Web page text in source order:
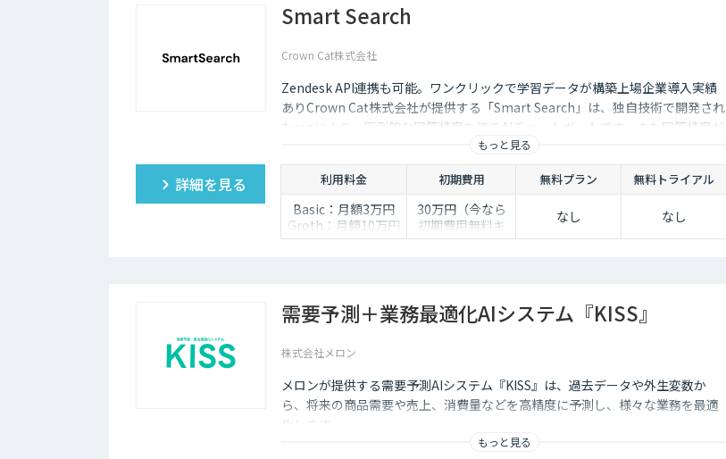
Smart Search
Crown Cat株式会社
Zendesk API連携も可能。ワンクリックで学習データが構築上場企業導入実績
ありCrown Cat株式会社が提供する「Smart Search」は、独自技術で開発され
たragにより、圧倒的な回答精度を誇るAIチャットボットです。また回答精度が
悪い時は管理画面から簡単にご自身でチューニングができる、簡単でかつ高精
度な特徴があります。
もっと見る
詳細を見る 利用料金 初期費用 無料プラン 無料トライアル
Basic：月額3万円
Groth：月額10万円
Enterprise：月額20
額 ３０日間限定
30万円（今なら
初期費用無料キ
ャンペーン中）
なし なし
需要予測＋業務最適化AIシステム『KISS』
株式会社メロン
メロンが提供する需要予測AIシステム『KISS』は、過去データや外生変数か
ら、将来の商品需要や売上、消費量などを高精度に予測し、様々な業務を最適
化します。
もっと見る